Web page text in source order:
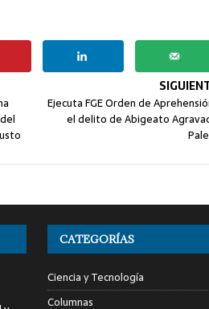
Ejecuta FGE Orden de
el delito de Abigeato
CATEGORÍAS
Ciencia y Tecnología
Columnas